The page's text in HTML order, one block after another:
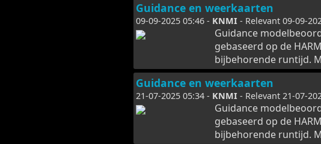
Guidance en weerkaarten
09-09-2025 05:46 - KNMI - Relevant 09-09-
Guidance
gebaseerd op de
bijbehorende runtijd.
Guidance en weerkaarten
21-07-2025 05:34 - KNMI - Relevant 21-07-
Guidance
gebaseerd op de
bijbehorende runtijd.